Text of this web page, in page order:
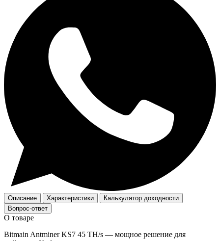
Описание Характеристики
Калькулятор доходности
Вопрос-ответ
О товаре
Bitmain Antminer KS7 45 TH/s — мощное решение для